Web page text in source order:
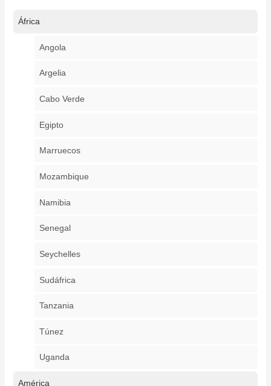
África
Angola
Argelia
Cabo Verde
Egipto
Marruecos
Mozambique
Namibia
Senegal
Seychelles
Sudáfrica
Tanzania
Túnez
Uganda
América